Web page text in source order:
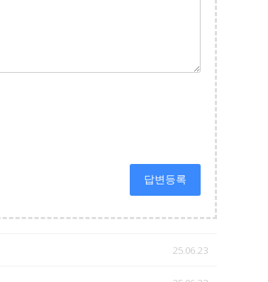
답변등록
25.06.23